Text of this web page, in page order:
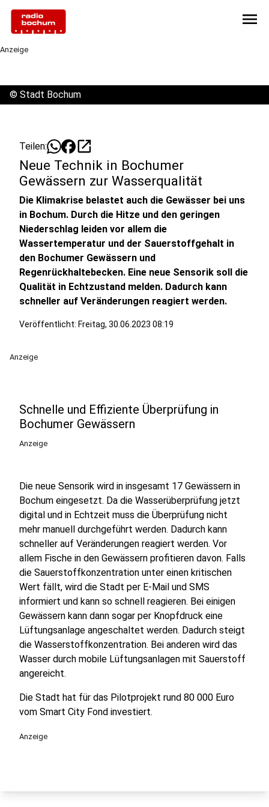
menu
Anzeige
© Stadt Bochum
Teilen: open_in_new
Neue Technik in Bochumer
Gewässern zur Wasserqualität
Die Klimakrise belastet auch die Gewässer bei uns
in Bochum. Durch die Hitze und den geringen
Niederschlag leiden vor allem die
Wassertemperatur und der Sauerstoffgehalt in
den Bochumer Gewässern und
Regenrückhaltebecken. Eine neue Sensorik soll die
Qualität in Echtzustand melden. Dadurch kann
schneller auf Veränderungen reagiert werden.
Veröffentlicht: Freitag, 30.06.2023 08:19
Anzeige
Schnelle und Effiziente Überprüfung in
Bochumer Gewässern
Anzeige
Die neue Sensorik wird in insgesamt 17 Gewässern in
Bochum eingesetzt. Da die Wasserüberprüfung jetzt
digital und in Echtzeit muss die Überprüfung nicht
mehr manuell durchgeführt werden. Dadurch kann
schneller auf Veränderungen reagiert werden. Vor
allem Fische in den Gewässern profitieren davon. Falls
die Sauerstoffkonzentration unter einen kritischen
Wert fällt, wird die Stadt per E-Mail und SMS
informiert und kann so schnell reagieren. Bei einigen
Gewässern kann dann sogar per Knopfdruck eine
Lüftungsanlage angeschaltet werden. Dadurch steigt
die Wasserstoffkonzentration. Bei anderen wird das
Wasser durch mobile Lüftungsanlagen mit Sauerstoff
angereicht.
Die Stadt hat für das Pilotprojekt rund 80 000 Euro
vom Smart City Fond investiert.
Anzeige